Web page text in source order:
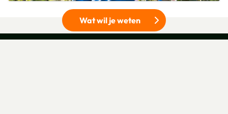
Wat wil je weten
Lees meer over Kutschruiter bv